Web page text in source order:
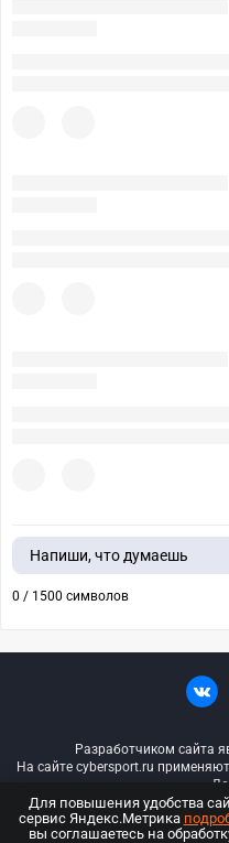
Напиши, что думаешь
0 / 1500 символов
Разработчиком сайта
На сайте cybersport.ru
© ООО
Для повышения удобства
сервис Яндекс.Метрика
вы соглашаетесь на